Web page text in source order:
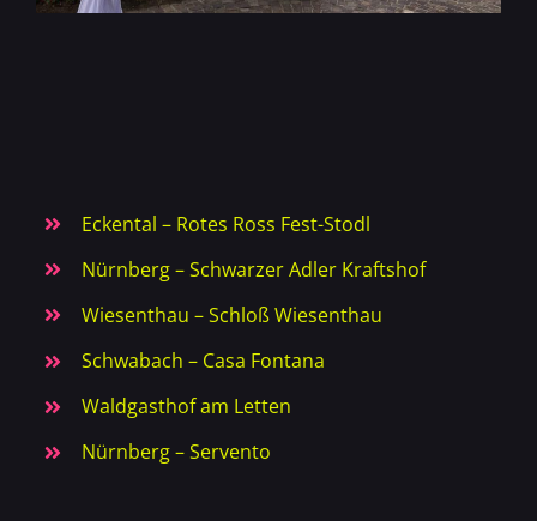
Eckental – Rotes Ross Fest-Stodl
Nürnberg – Schwarzer Adler Kraftshof
Wiesenthau – Schloß Wiesenthau
Schwabach – Casa Fontana
Waldgasthof am Letten
Nürnberg – Servento